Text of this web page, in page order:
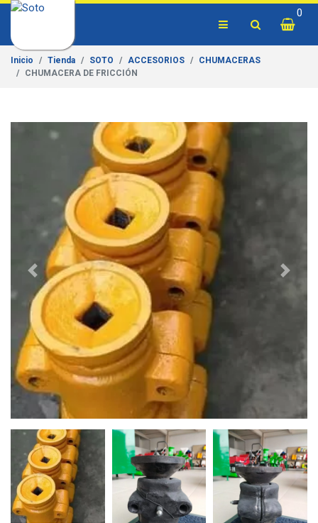
0
Inicio Tienda SOTO ACCESORIOS
CHUMACERAS
CHUMACERA DE FRICCIÓN
Previous Next